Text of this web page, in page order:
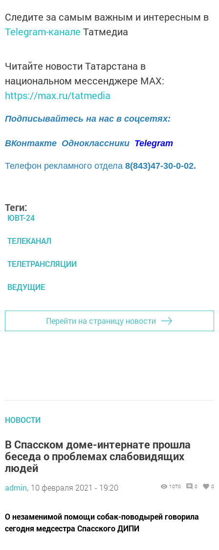
Следите за самым важным и интересным в
Telegram-канале Татмедиа
Читайте новости Татарстана в
национальном мессенджере MАХ:
https://max.ru/tatmedia
Подписывайтесь на нас в соцсетях:
ВКонтакте Одноклассники Telegram
Телефон рекламного отдела 8(843)47-30-0-02.
Теги:
ЮВТ-24
ТЕЛЕКАНАЛ
ТЕЛЕТРАНСЛЯЦИИ
ВЕДУЩИЕ
Перейти на страницу новости
НОВОСТИ
В Спасском доме-интернате прошла
беседа о проблемах слабовидящих
людей
admin, 10 февраля 2021 - 19:20 1070 0 0
О незаменимой помощи собак-поводырей говорила
сегодня медсестра Спасского ДИПИ